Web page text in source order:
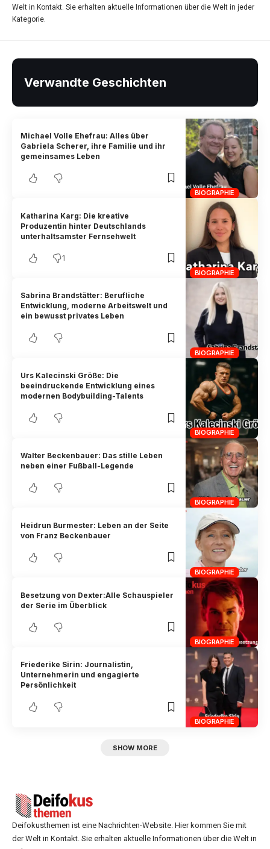
Welt in Kontakt. Sie erhalten aktuelle Informationen über die Welt in jeder
Kategorie.
Verwandte Geschichten
BIOGRAPHIE
Michael Volle Ehefrau: Alles über
Gabriela Scherer, ihre Familie und ihr
gemeinsames Leben
BIOGRAPHIE
Katharina Karg: Die kreative
Produzentin hinter Deutschlands
unterhaltsamster Fernsehwelt
1
BIOGRAPHIE
Sabrina Brandstätter: Berufliche
Entwicklung, moderne Arbeitswelt und
ein bewusst privates Leben
BIOGRAPHIE
Urs Kalecinski Größe: Die
beeindruckende Entwicklung eines
modernen Bodybuilding-Talents
BIOGRAPHIE
Walter Beckenbauer: Das stille Leben
neben einer Fußball-Legende
BIOGRAPHIE
Heidrun Burmester: Leben an der Seite
von Franz Beckenbauer
BIOGRAPHIE
Besetzung von Dexter:Alle Schauspieler
der Serie im Überblick
BIOGRAPHIE
Friederike Sirin: Journalistin,
Unternehmerin und engagierte
Persönlichkeit
SHOW MORE
Deifokusthemen ist eine Nachrichten-Website. Hier kommen Sie mit
der Welt in Kontakt. Sie erhalten aktuelle Informationen über die Welt in